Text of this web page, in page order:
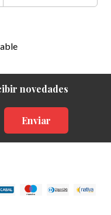
novedades
Enviar